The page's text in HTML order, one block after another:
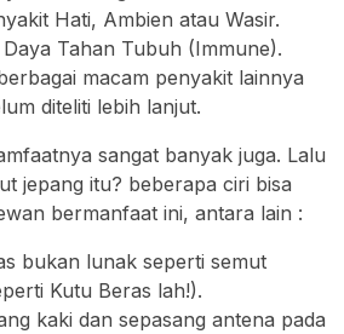
Hati, Ambien atau Wasir.
Tahan Tubuh (Immune).
macam penyakit lainnya
diteliti lebih lanjut.
sangat banyak juga. Lalu
jepang itu? beberapa ciri bisa
bermanfaat ini, antara lain :
bukan lunak seperti semut
Kutu Beras lah!).
kaki dan sepasang antena pada